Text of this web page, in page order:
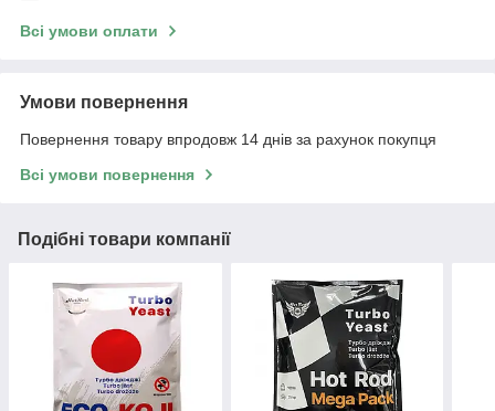
Всі умови оплати
Умови повернення
Повернення товару впродовж 14 днів за рахунок покупця
Всі умови повернення
Подібні товари компанії